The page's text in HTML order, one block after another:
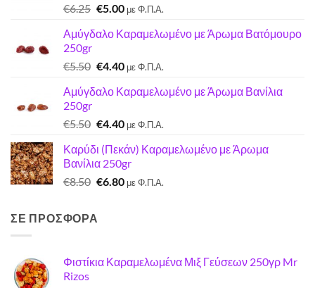
€6.25 Original
was:
€5.00Η
τιμή
€5.00.
με Φ.Π.Α.
Αμύγδαλο Καραμελωμένο με Άρωμα Βατόμουρο
250gr
€5.50 Original
was:
€4.40Η
τιμή
€4.40.
με Φ.Π.Α.
Αμύγδαλο Καραμελωμένο με Άρωμα Βανίλια
250gr
€5.50 Original
was:
€5.50.
€4.40Η
τιμή
είναι:
€4.40.
με Φ.Π.Α.
Καρύδι (Πεκάν) Καραμελωμένο με Άρωμα
Βανίλια 250gr
€8.50 Original
€8.50.
€6.80Ημε Φ.Π.Α.
ΣΕ ΠΡΟΣΦΟΡΑ
Φιστίκια Καραμελωμένα Μιξ Γεύσεων 250γρ Mr
Rizos